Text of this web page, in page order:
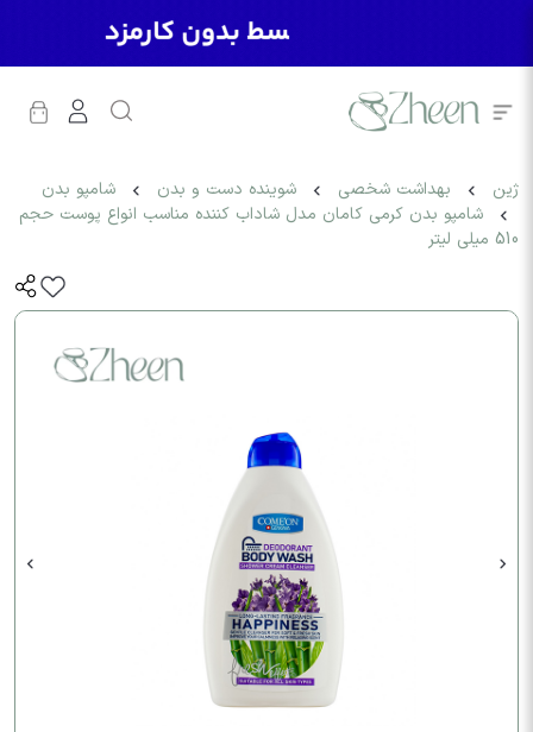
ژین بهداشت شخصی شوینده دست و بدن
شامپو بدن
شامپو بدن کرمی کامان مدل شاداب کننده مناسب انواع پوست حجم
510 میلی لیتر